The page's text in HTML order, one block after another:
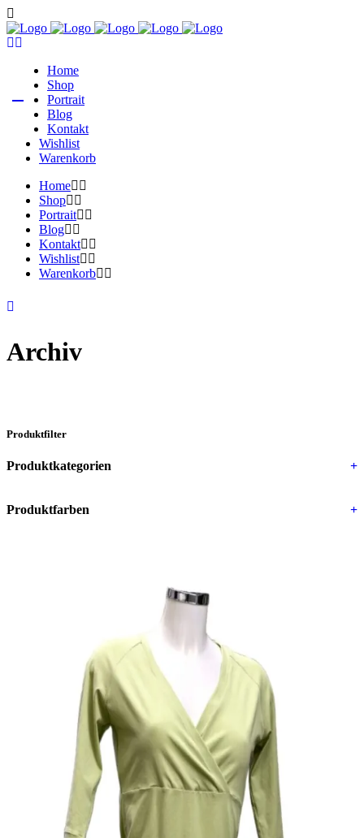
Home
Shop
Portrait
Blog
Kontakt
Wishlist
Warenkorb
Home
Shop
Portrait
Blog
Kontakt
Wishlist
Warenkorb
Archiv
Produktfilter
Produktkategorien +
Produktfarben +